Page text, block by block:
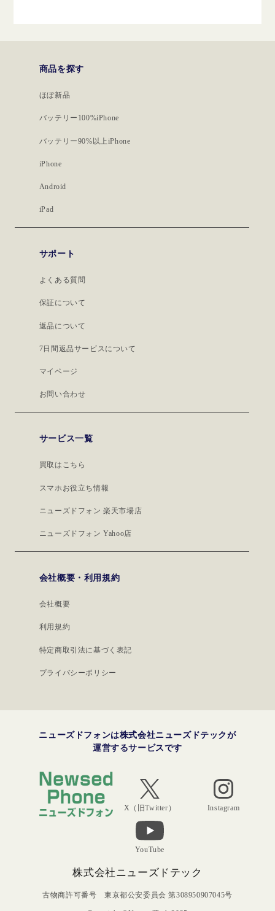
商品を探す
ほぼ新品
バッテリー100%iPhone
バッテリー90%以上iPhone
iPhone
Android
iPad
サポート
よくある質問
保証について
返品について
7日間返品サービスについて
マイページ
お問い合わせ
サービス一覧
買取はこちら
スマホお役立ち情報
ニューズドフォン 楽天市場店
ニューズドフォン Yahoo店
会社概要・利用規約
会社概要
利用規約
特定商取引法に基づく表記
プライバシーポリシー
ニューズドフォンは株式会社ニューズドテックが
運営するサービスです
X（旧Twitter） Instagram
YouTube
株式会社ニューズドテック
古物商許可番号 東京都公安委員会 第308950907045号